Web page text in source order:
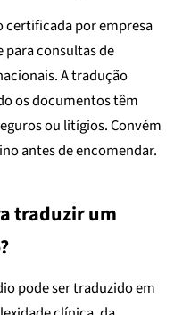
certificada por empresa
consultas de
A tradução
os documentos têm
ou litígios. Convém
antes de encomendar.
traduzir um
pode ser traduzido em